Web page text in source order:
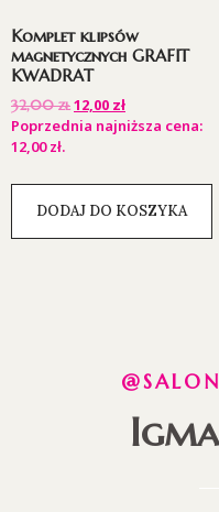
Komplet klipsów
magnetycznych GRAFIT
KWADRAT
32,00zł12,00 zł
Poprzednia najniższa cena:
12,00zł.
DODAJ DO KOSZYKA